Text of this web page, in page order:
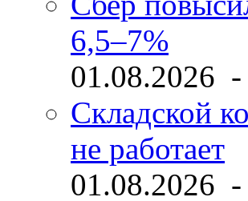
6,5–7%
01.08.2026 -
Складской
не работает
01.08.2026 -